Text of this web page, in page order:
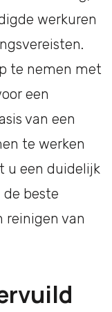
werkuren
te nemen met
een
van een
te werken
u een duidelijk
de beste
reinigen van